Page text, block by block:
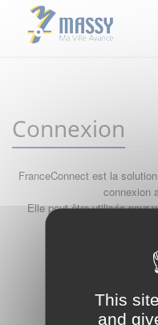
Connexion
FranceConnect est la
connexion
Elle peut être utilisée pour
Qu'est-ce
This
and